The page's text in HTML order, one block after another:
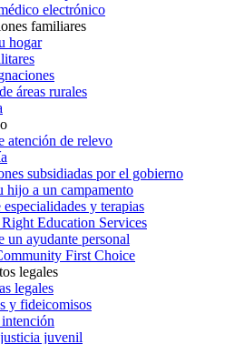
electrónico
familiares
hogar
áreas rurales
atención de relevo
subsidiadas por el gobierno
hijo a un campamento
y terapias
Education Services
un ayudante personal
First Choice
legales
legales
y fideicomisos
juvenil